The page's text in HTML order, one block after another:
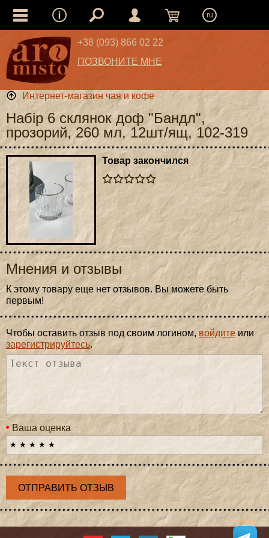
ru
+38 (093) 866 02 22
ПОЗВОНИТЕ МНЕ
Интернет-магазин чая и кофе
Набір 6 склянок доф "Бандл",
прозорий, 260 мл, 12шт/ящ, 102-319
Товар закончился
Мнения и отзывы
К этому товару еще нет отзывов. Вы можете быть
первым!
Чтобы оставить отзыв под своим логином, войдите или
зарегистрируйтесь.
Ваша оценка